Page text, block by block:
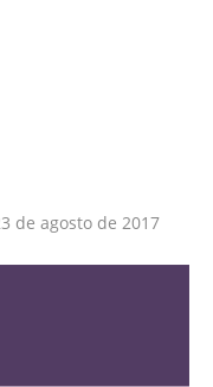
de agosto de 2017